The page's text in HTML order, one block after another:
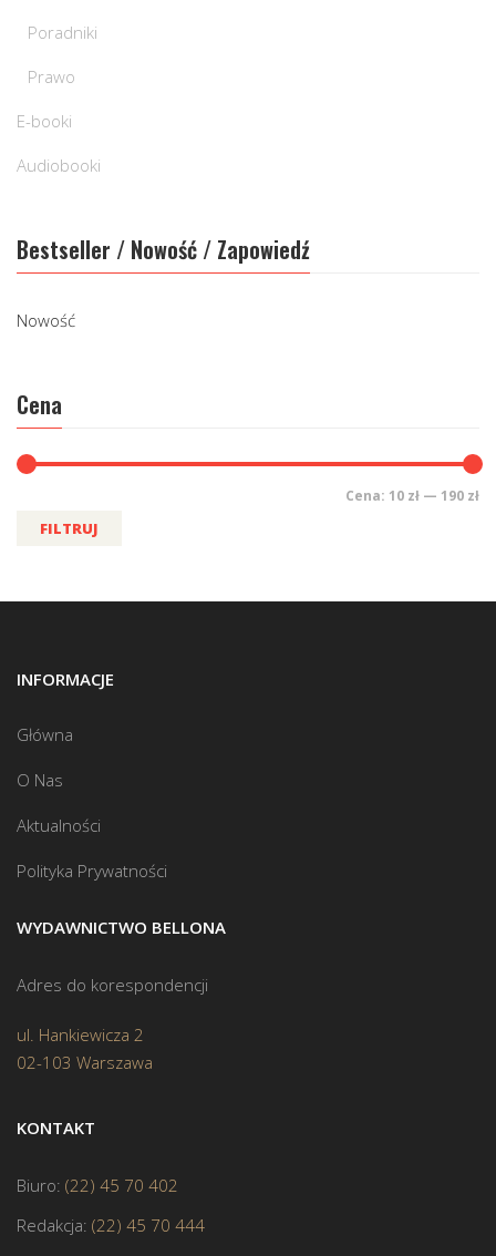
Poradniki
Prawo
E-booki
Audiobooki
Bestseller / Nowość / Zapowiedź
Nowość
Cena
FILTRUJ
Cena: 10 zł — 190 zł
INFORMACJE
Główna
O Nas
Aktualności
Polityka Prywatności
WYDAWNICTWO BELLONA
Adres do korespondencji
ul. Hankiewicza 2
02-103 Warszawa
KONTAKT
Biuro: (22) 45 70 402
Redakcja: (22) 45 70 444